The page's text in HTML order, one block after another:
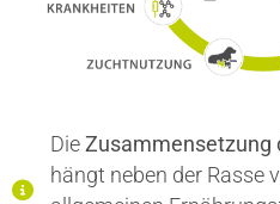
DieZusammensetzung
hängt neben der Rasse